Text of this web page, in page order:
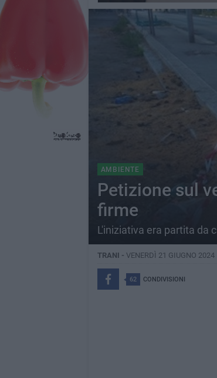
AMBIENTE
Petizione sul
firme
L'iniziativa era partita da
TRANI - VENERDÌ 21 GIUGNO 2024
62 CONDIVISIONI